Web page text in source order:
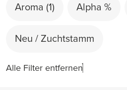
Aroma (1) Alpha %
Neu / Zuchtstamm
Alle Filter entfernen